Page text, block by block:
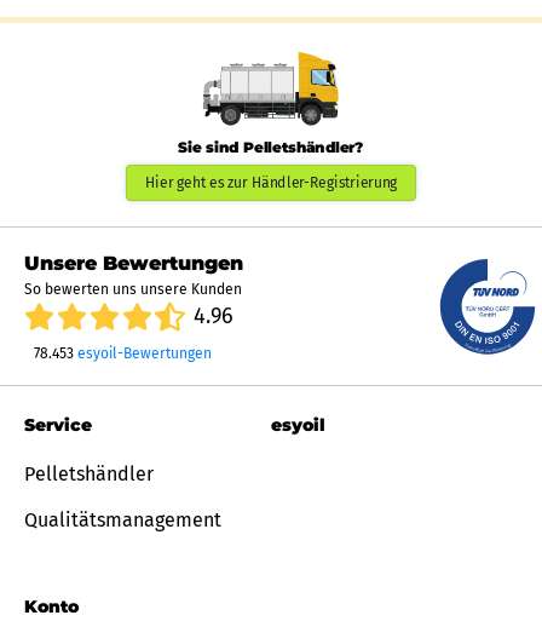
Sie sind Pelletshändler?
Hier geht es zur Händler-Registrierung
Unsere Bewertungen
So bewerten uns unsere Kunden
4.96
78.453 esyoil-Bewertungen
Service
Pelletshändler
Qualitätsmanagement
Konto
esyoil